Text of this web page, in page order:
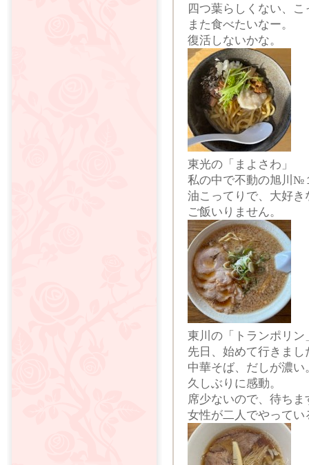
四つ葉らしくない、
また食べたいなー。
復活しないかな。
東光の「まよさわ」
私の中で不動の旭川№
油こってりで、大好
ご飯いりません。
東川の「トランポリン
先日、始めて行きまし
中華そば、だしが濃
久しぶりに感動。
席少ないので、待ちま
女性が二人でやって